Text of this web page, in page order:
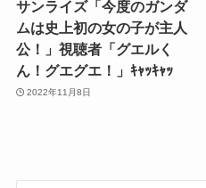
サンライズ「今度のガンダ
ムは史上初の女の子が主人
公！」視聴者「グエルく
ん！グエグエ！」ｷｬｯｷｬｯ
2022年11月8日